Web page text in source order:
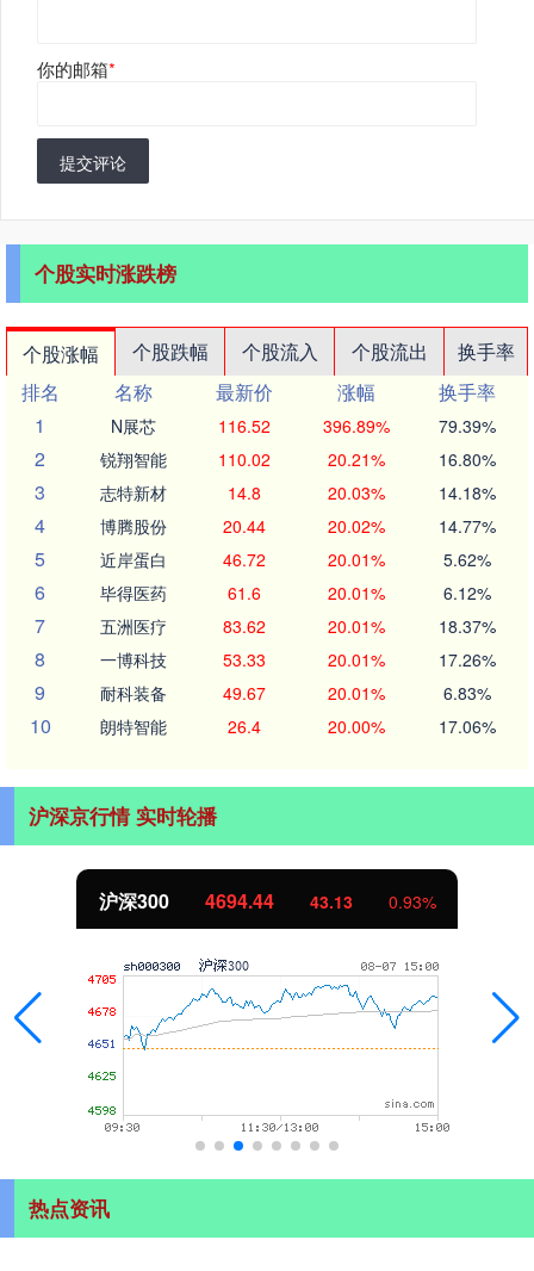
你的邮箱*
提交评论
个股实时涨跌榜
个股涨幅 个股跌幅 个股流入 个股流出
换手率
排名
名称 最新价 涨幅
换手率
1
N展芯 116.52 396.89% 79.39%
2 锐翔智能 110.02 20.21% 16.80%
3 志特新材 14.8 20.03% 14.18%
4 博腾股份 20.44 20.02% 14.77%
5 近岸蛋白 46.72 20.01% 5.62%
6 毕得医药 61.6 20.01% 6.12%
7 五洲医疗 83.62 20.01% 18.37%
8 一博科技 53.33 20.01% 17.26%
9 耐科装备 49.67 20.01% 6.83%
10 朗特智能 26.4 20.00% 17.06%
沪深京行情 实时轮播
沪深300 4694.44 43.13 0.93%
热点资讯